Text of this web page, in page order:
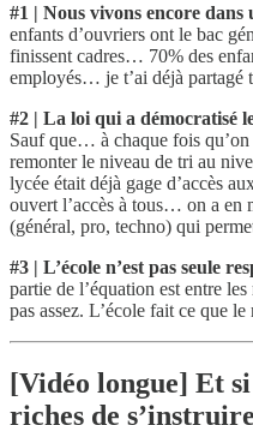
#1 | Nous vivons encore dans
enfants d’ouvriers ont le bac
finissent cadres… 70% des
employés… je t’ai déjà partagé
#2 | La loi qui a démocratisé
Sauf que… à chaque fois
remonter le niveau de tri au
lycée était déjà gage d’accès
ouvert l’accès à tous… on a en
(général, pro, techno) qui
#3 | L’école n’est pas seule
partie de l’équation est entre
pas assez. L’école fait ce que
[Vidéo longue] Et
riches de